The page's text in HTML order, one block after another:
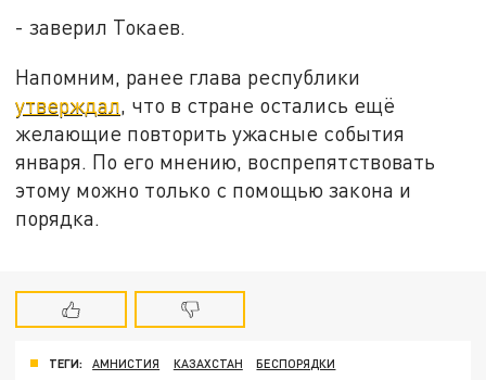
- заверил Токаев.
Напомним, ранее глава республики
утверждал, что в стране остались ещё
желающие повторить ужасные события
января. По его мнению, воспрепятствовать
этому можно только с помощью закона и
порядка.
ТЕГИ: АМНИСТИЯ КАЗАХСТАН БЕСПОРЯДКИ